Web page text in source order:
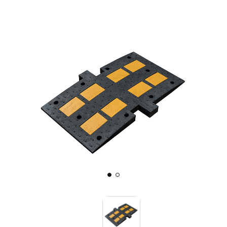
Дорожные знаки с внутренней подсветкой
Заградительные светодиодные знаки
Передвижные заградительные знаки
Опоры дорожных знаков (Стойки)
Светодиодные знаки на солнечной